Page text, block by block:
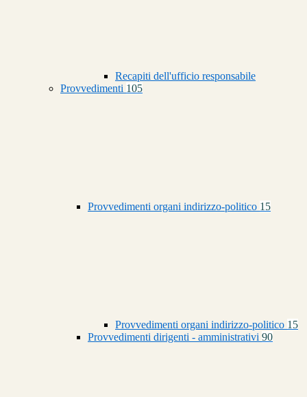
Recapiti dell'ufficio responsabile
Provvedimenti 105
Provvedimenti organi indirizzo-politico 15
Provvedimenti organi indirizzo-politico 15
Provvedimenti dirigenti - amministrativi 90